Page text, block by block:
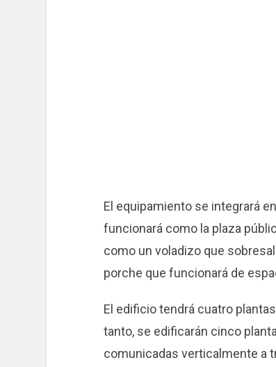
El equipamiento se integrará
funcionará como la plaza
como un voladizo que
porche que funcionará de
El edificio tendrá cuatro
tanto, se edificarán cinco
comunicadas verticalmente a